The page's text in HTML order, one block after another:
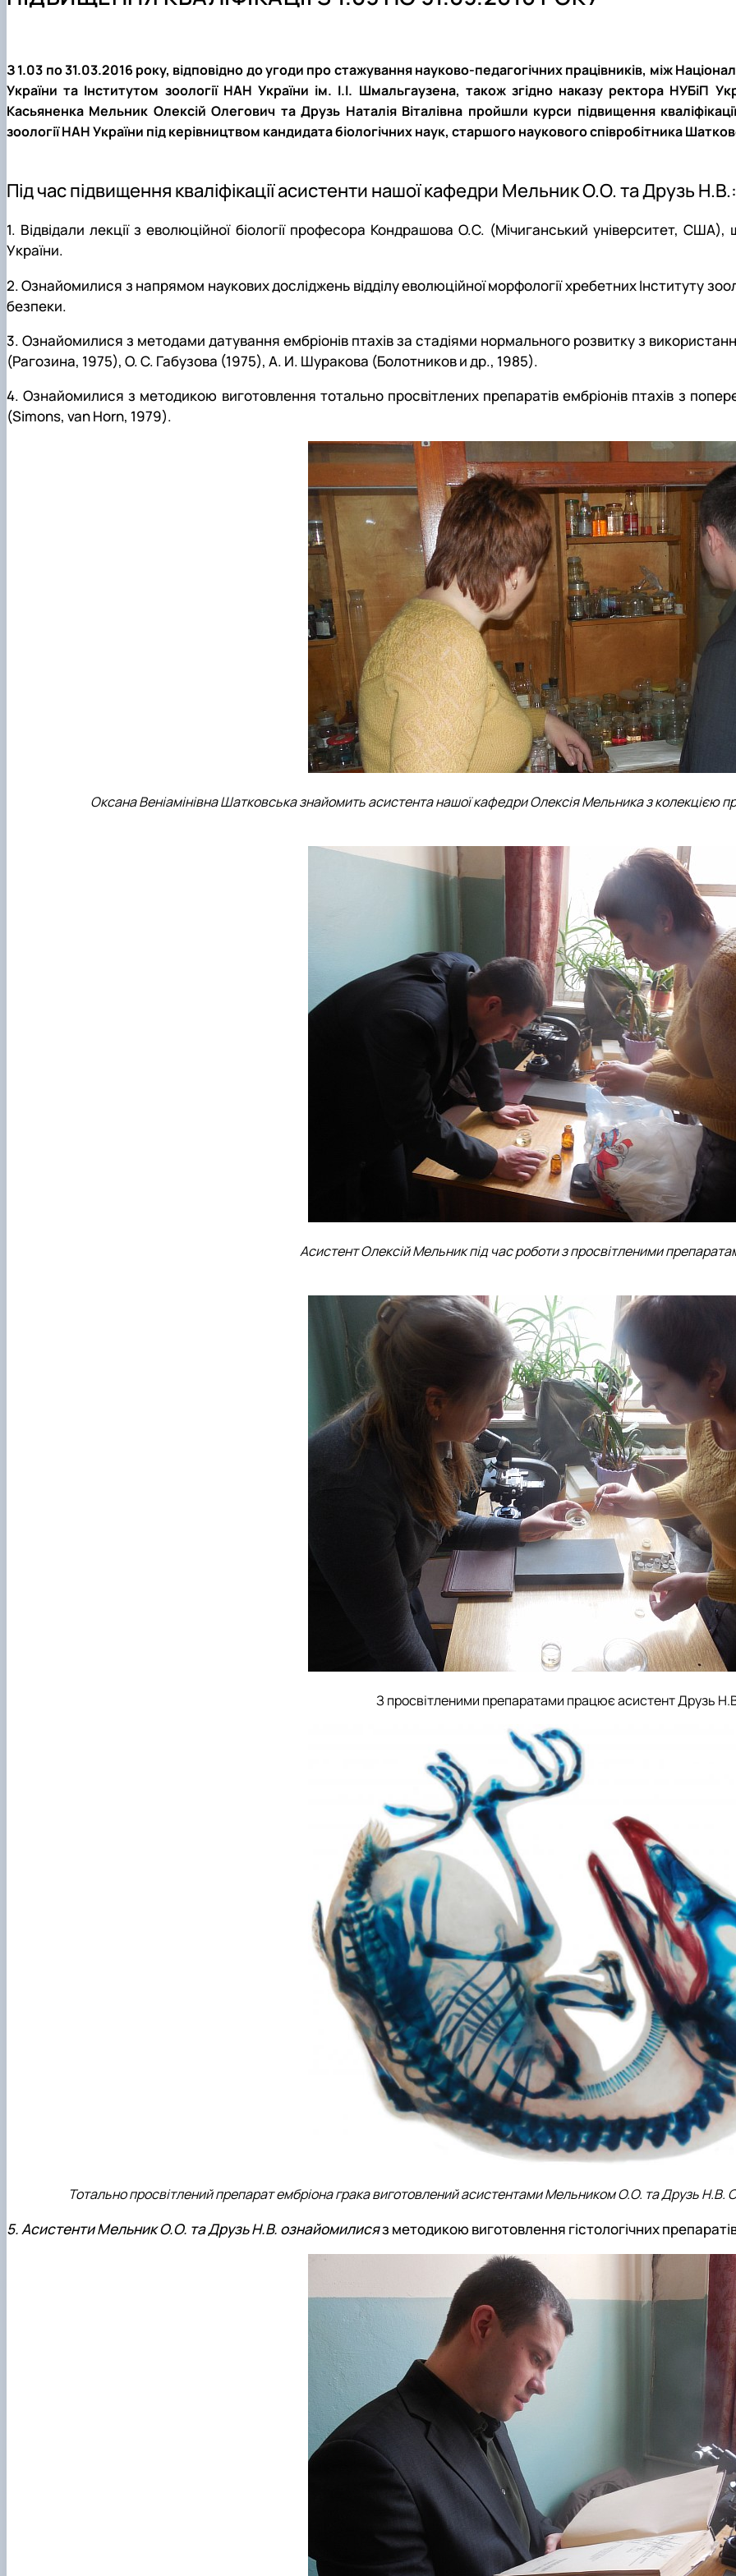
Почесні члени кафедри
Профорієнтаційна робота
Про нас говорять та пишуть
Навчальні лабораторії
Студентські наукові гуртки
З 1.03 по 31.03.2016 року, відповідно до угоди про стажування науково-педагогічних працівників, між
України та Інститутом зоології НАН України ім. І.І. Шмальгаузена, також згідно наказу ректора НУБіП
Касьяненка Мельник Олексій Олегович та Друзь Наталія Віталівна пройшли курси підвищення
зоології НАН України під керівництвом кандидата біологічних наук, старшого наукового співробітника
Під час підвищення кваліфікації асистенти нашої кафедри Мельник О.О. та Друзь Н.В.:
1. Відвідали лекції з еволюційної біології професора Кондрашова О.С. (Мічиганський університет,
України.
2. Ознайомилися з напрямом наукових досліджень відділу еволюційної морфології хребетних Інституту
безпеки.
3. Ознайомилися з методами датування ембріонів птахів за стадіями нормального розвитку з
(Рагозина, 1975), О. С. Габузова (1975), А. И. Шуракова (Болотников и др., 1985).
4. Ознайомилися з методикою виготовлення тотально просвітлених препаратів ембріонів птахів з
(Simons, van Horn, 1979).
Оксана Веніамінівна Шатковська знайомить асистента нашої кафедри Олексія Мельника з колекцією
Асистент Олексій Мельник під час роботи з просвітленими
З просвітленими препаратами працює асистент Друзь
Тотально просвітлений препарат ембріона грака виготовлений асистентами Мельником О.О. та Друзь Н.В.
5. Асистенти Мельник О.О. та Друзь Н.В. ознайомилисяз методикою виготовлення гістологічних